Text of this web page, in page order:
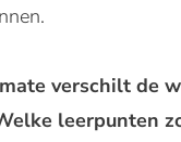
verschilt de
leerpunten